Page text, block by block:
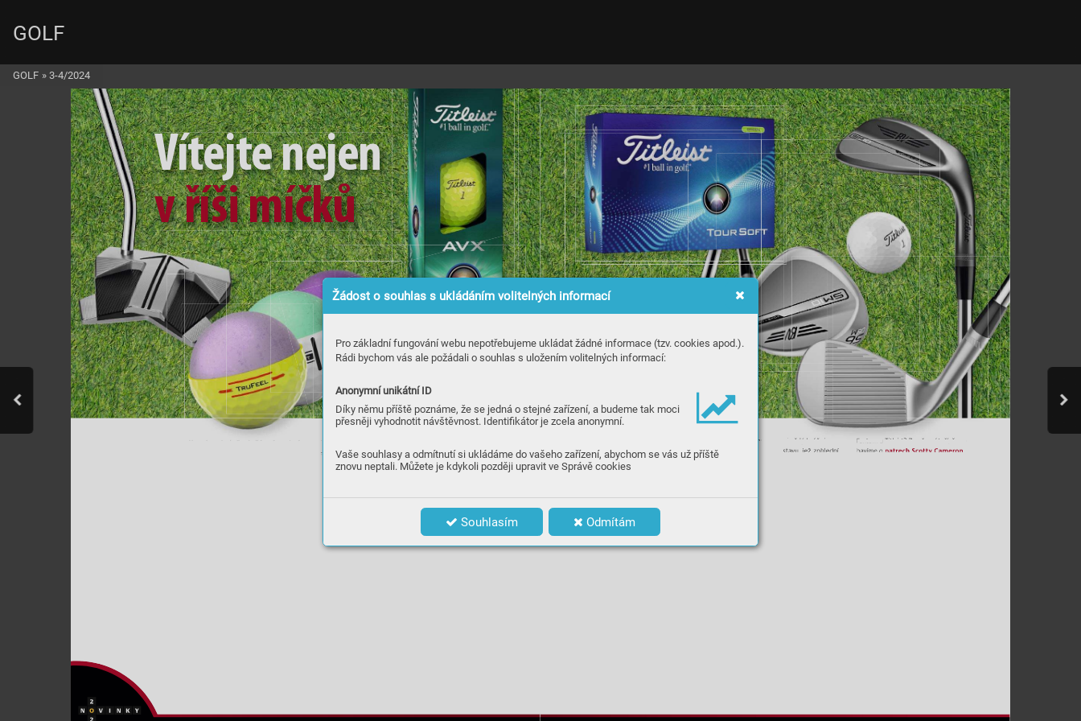
Žádost o souhlas s ukládáním volitelných informací
Pro základní fungování webu nepotřebujeme ukládat žádné informace (tzv. cookies apod.).
Rádi bychom vás ale požádali o souhlas s uložením volitelných informací:
Anonymní unikátní ID
Díky němu příště poznáme, že se jedná o stejné zařízení, a budeme tak moci
přesněji vyhodnotit návštěvnost. Identifikátor je zcela anonymní.
Vaše souhlasy a odmítnutí si ukládáme do vašeho zařízení, abychom se vás už příště
znovu neptali. Můžete je kdykoli později upravit ve Správě cookies
Souhlasím Odmítám
Vítejte nejen
v říši míčků
GOLF
GOLF » 3-4/2024